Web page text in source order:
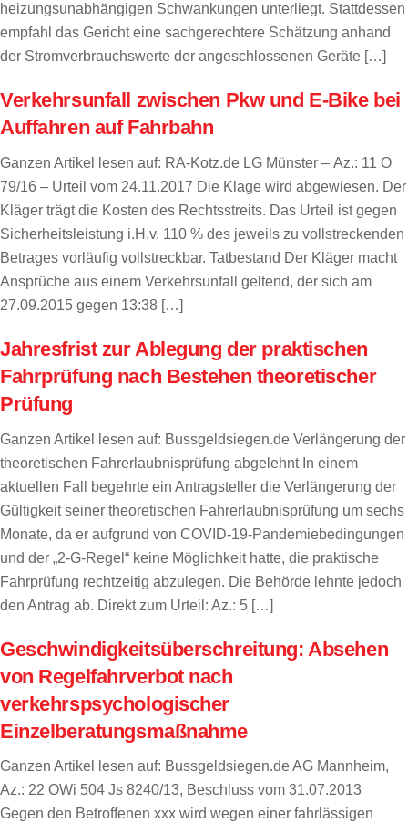
heizungsunabhängigen Schwankungen unterliegt. Stattdessen
empfahl das Gericht eine sachgerechtere Schätzung anhand
der Stromverbrauchswerte der angeschlossenen Geräte […]
Verkehrsunfall zwischen Pkw und E-Bike bei
Auffahren auf Fahrbahn
Ganzen Artikel lesen auf: RA-Kotz.de LG Münster – Az.: 11 O
79/16 – Urteil vom 24.11.2017 Die Klage wird abgewiesen. Der
Kläger trägt die Kosten des Rechtsstreits. Das Urteil ist gegen
Sicherheitsleistung i.H.v. 110 % des jeweils zu vollstreckenden
Betrages vorläufig vollstreckbar. Tatbestand Der Kläger macht
Ansprüche aus einem Verkehrsunfall geltend, der sich am
27.09.2015 gegen 13:38 […]
Jahresfrist zur Ablegung der praktischen
Fahrprüfung nach Bestehen theoretischer
Prüfung
Ganzen Artikel lesen auf: Bussgeldsiegen.de Verlängerung der
theoretischen Fahrerlaubnisprüfung abgelehnt In einem
aktuellen Fall begehrte ein Antragsteller die Verlängerung der
Gültigkeit seiner theoretischen Fahrerlaubnisprüfung um sechs
Monate, da er aufgrund von COVID-19-Pandemiebedingungen
und der „2-G-Regel“ keine Möglichkeit hatte, die praktische
Fahrprüfung rechtzeitig abzulegen. Die Behörde lehnte jedoch
den Antrag ab. Direkt zum Urteil: Az.: 5 […]
Geschwindigkeitsüberschreitung: Absehen
von Regelfahrverbot nach
verkehrspsychologischer
Einzelberatungsmaßnahme
Ganzen Artikel lesen auf: Bussgeldsiegen.de AG Mannheim,
Az.: 22 OWi 504 Js 8240/13, Beschluss vom 31.07.2013
Gegen den Betroffenen xxx wird wegen einer fahrlässigen